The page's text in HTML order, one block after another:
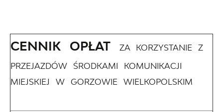
CENNIK OPŁAT
ZA KORZYSTANIE Z
PRZEJAZDÓW ŚRODKAMI KOMUNIKACJI
MIEJSKIEJ W GORZOWIE WIELKOPOLSKIM